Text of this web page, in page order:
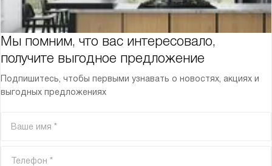
Мы помним, что вас интересовало,
получите выгодное предложение
Подпишитесь, чтобы первыми узнавать о новостях, акциях и
выгодных предложениях